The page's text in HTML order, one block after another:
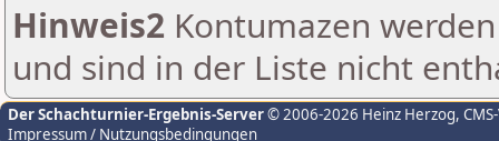
Hinweis2 Kontumazen
und sind in der Liste nicht
Der Schachturnier-Ergebnis-Server© 2006-2026 Heinz Herzog,
Impressum / Nutzungsbedingungen